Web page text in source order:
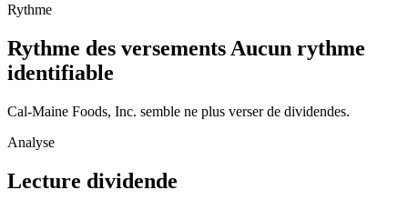
Rythme
Rythme des versements Aucun rythme
identifiable
Cal-Maine Foods, Inc. semble ne plus verser de dividendes.
Analyse
Lecture dividende